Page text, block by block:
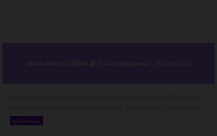
ஒகேனக்கல்